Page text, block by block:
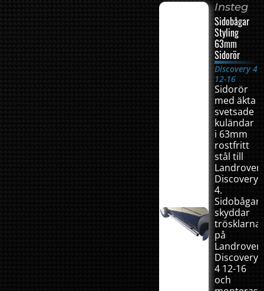
Insteg
Sidobågar
Styling
63mm
Sidorör
Discovery 4
12-16
Sidorör
med äkta
svetsade
kuländar
i 63mm
rostfritt
stål till
Landrover
Discovery
4.
skyddar
trösklarna
på
Landrover
Discovery
4 12-16
och